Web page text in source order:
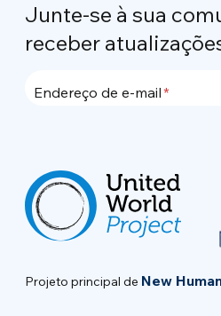
Junte-se à sua
receber
Endereço de e-mail
Projeto principal de New